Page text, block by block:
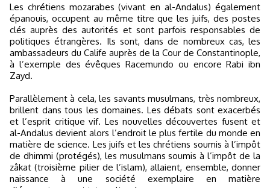
Les chrétiens mozarabes (vivant en al-Andalus) également
épanouis, occupent au même titre que les juifs, des postes
clés auprès des autorités et sont parfois responsables de
politiques étrangères. Ils sont, dans de nombreux cas, les
ambassadeurs du Calife auprès de la Cour de Constantinople,
à l’exemple des évêques Racemundo ou encore Rabi ibn
Zayd.
Parallèlement à cela, les savants musulmans, très nombreux,
brillent dans tous les domaines. Les débats sont exacerbés
et l’esprit critique vif. Les nouvelles découvertes fusent et
al-Andalus devient alors l’endroit le plus fertile du monde en
matière de science. Les juifs et les chrétiens soumis à l’impôt
de dhimmi (protégés), les musulmans soumis à l’impôt de la
zâkat (troisième pilier de l’islam), allaient, ensemble, donner
naissance à une société exemplaire en matière